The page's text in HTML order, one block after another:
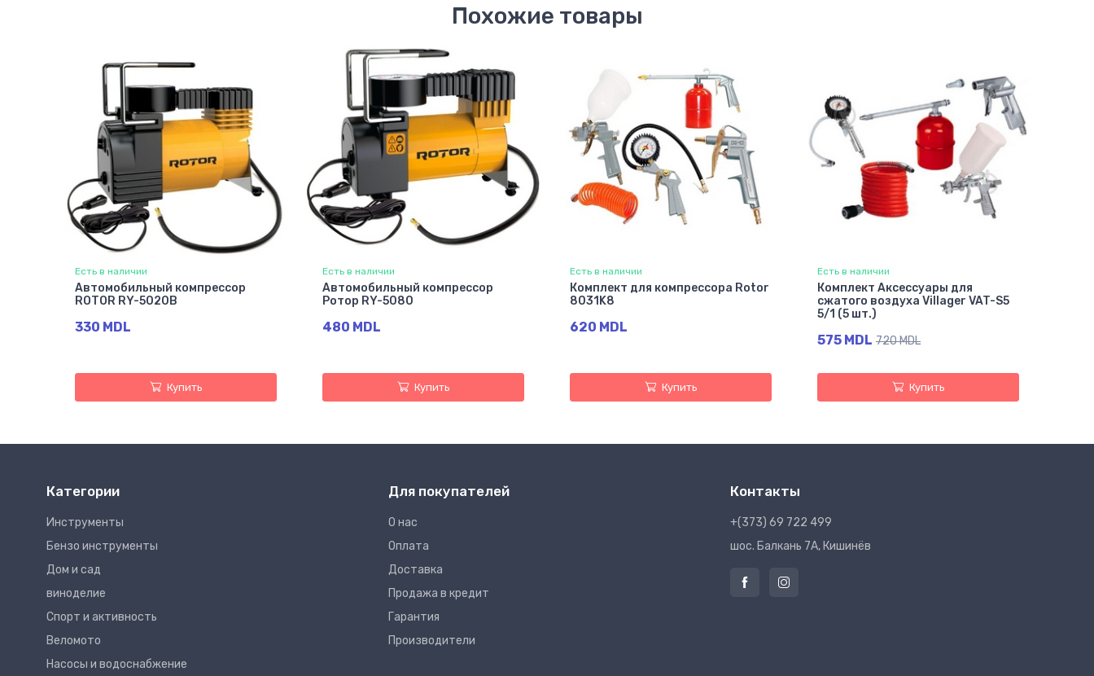
Похожие товары
Есть в наличии
Автомобильный компрессор
ROTOR RY-5020B
330 MDL
Купить
Есть в наличии
Автомобильный компрессор
Ротор RY-5080
480 MDL
Купить
Есть в наличии
Комплект для компрессора Rotor
8031K8
620 MDL
Купить
Есть в наличии
Комплект Аксессуары для
сжатого воздуха Villager VAT-S5
5/1 (5 шт.)
575 MDL 720 MDL
Купить
Категории
Инструменты
Бензо инструменты
Дом и сад
виноделие
Спорт и активность
Веломото
Насосы и водоснабжение
Для покупателей
О нас
Оплата
Доставка
Продажа в кредит
Гарантия
Производители
Контакты
+(373) 69 722 499
шос. Балкань 7A, Кишинёв